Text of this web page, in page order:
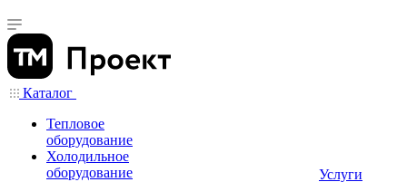
Каталог
Тепловое
оборудование
Холодильное
оборудование
Услуги